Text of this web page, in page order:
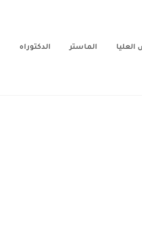
العليا الماستر الدكتوراه